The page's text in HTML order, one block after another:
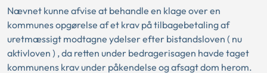
Nævnet kunne afvise at behandle en klage over en
kommunes opgørelse af et krav på tilbagebetaling af
uretmæssigt modtagne ydelser efter bistandsloven ( nu
aktivloven ) , da retten under bedragerisagen havde taget
kommunens krav under påkendelse og afsagt dom herom.